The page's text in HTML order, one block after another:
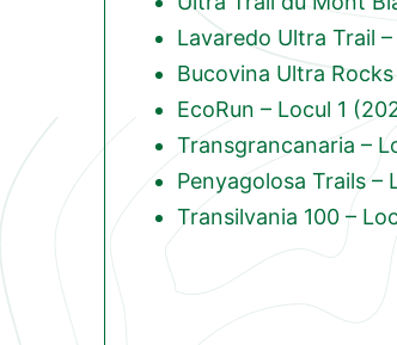
Lavaredo Ultra Trail
Bucovina Ultra
EcoRun – Locul 1
Transgrancanaria –
Penyagolosa Trails –
Transilvania 100 –